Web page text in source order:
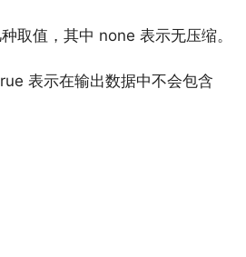
值，其中 none 表示无压缩。
表示在输出数据中不会包含